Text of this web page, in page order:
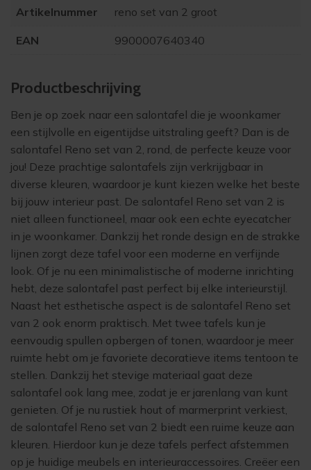
Artikelnummer reno set van 2 groot
EAN 9900007640340
Product­beschrijving
Ben je op zoek naar een salontafel die je woonkamer
een stijlvolle en eigentijdse uitstraling geeft? Dan is de
salontafel Reno set van 2, rond, de perfecte keuze voor
jou! Deze prachtige salontafels zijn verkrijgbaar in
diverse kleuren, waardoor je kunt kiezen welke het beste
bij jouw interieur past. De salontafel Reno set van 2 is
niet alleen functioneel, maar ook een echte eyecatcher
in je woonkamer. Dankzij het ronde design en de strakke
lijnen zorgt deze tafel voor een moderne en verfijnde
look. Of je nu een minimalistische of moderne inrichting
hebt, deze salontafel past perfect bij elke interieurstijl.
Naast het esthetische aspect is de salontafel Reno set
van 2 ook enorm praktisch. Met twee tafels kun je
eenvoudig spullen opbergen of tonen, waardoor je meer
ruimte hebt om je favoriete decoratieve items tentoon te
stellen. Dankzij het stevige materiaal gaat deze
salontafel ook lang mee, zodat je er jarenlang van kunt
genieten. Of je nu rustiek hout of marmerprint verkiest,
de salontafel Reno set van 2 biedt een ruime keuze aan
kleuren. Hierdoor kun je deze tafels perfect afstemmen
op je huidige meubels en interieuraccessoires. Creëer een